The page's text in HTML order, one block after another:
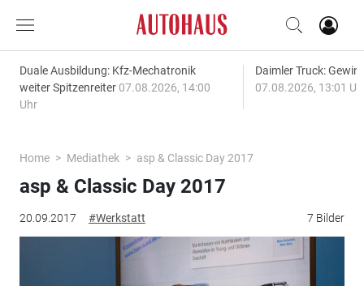
Duale Ausbildung: Kfz-Mechatronik
weiter Spitzenreiter 07.08.2026, 14:00
Uhr
Daimler Truck:
07.08.2026, 13:01
Home Mediathek asp & Classic Day 2017
20.09.2017 #Werkstatt 7 Bilder
asp & Classic Day 2017